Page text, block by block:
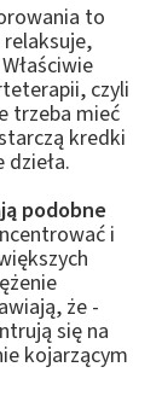
to
czyli
trzeba mieć
kredki
podobne
i
że -
się na
kojarzącym